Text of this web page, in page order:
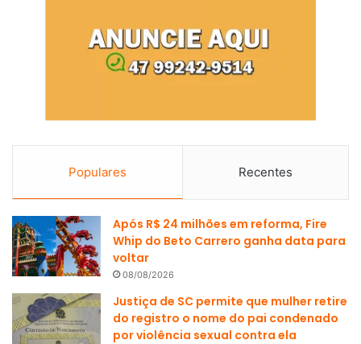
Populares Recentes
Após R$ 24 milhões em reforma, Fire
Whip do Beto Carrero ganha data para
voltar
08/08/2026
Justiça de SC permite que mulher retire
do registro o nome do pai condenado
por violência sexual contra ela